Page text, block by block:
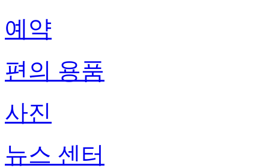
예약
편의 용품
사진
뉴스 센터